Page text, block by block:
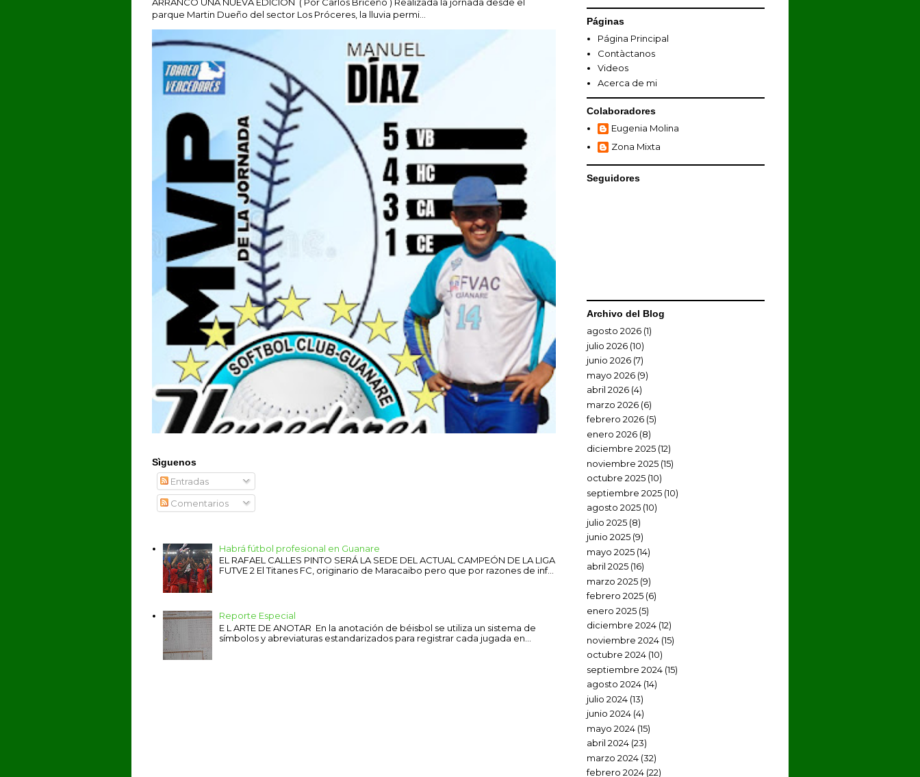
parque Martin Dueño del sector Los Próceres, la lluvia permi...
Sìguenos
Entradas
Comentarios
Habrá fútbol profesional en Guanare
EL RAFAEL CALLES PINTO SERÁ LA SEDE DEL ACTUAL CAMPEÓN DE LA LIGA
FUTVE 2 El Titanes FC, originario de Maracaibo pero que por razones de inf...
Reporte Especial
E L ARTE DE ANOTAR En la anotación de béisbol se utiliza un sistema de
símbolos y abreviaturas estandarizados para registrar cada jugada en...
Páginas
Página Principal
Contàctanos
Videos
Acerca de mi
Colaboradores
Eugenia Molina
Zona Mixta
Seguidores
Archivo del Blog
agosto 2026 (1)
julio 2026 (10)
junio 2026 (7)
mayo 2026 (9)
abril 2026 (4)
marzo 2026 (6)
febrero 2026 (5)
enero 2026 (8)
diciembre 2025 (12)
noviembre 2025 (15)
octubre 2025 (10)
septiembre 2025 (10)
agosto 2025 (10)
julio 2025 (8)
junio 2025 (9)
mayo 2025 (14)
abril 2025 (16)
marzo 2025 (9)
febrero 2025 (6)
enero 2025 (5)
diciembre 2024 (12)
noviembre 2024 (15)
octubre 2024 (10)
septiembre 2024 (15)
agosto 2024 (14)
julio 2024 (13)
junio 2024 (4)
mayo 2024 (15)
abril 2024 (23)
marzo 2024 (32)
febrero 2024 (22)